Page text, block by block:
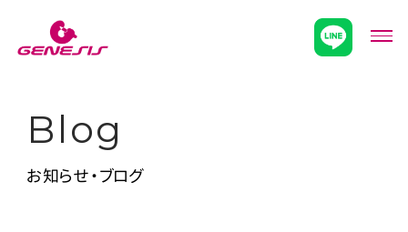
次世代型超個別塾Genesis メ
Blog
お知らせ・ブログ